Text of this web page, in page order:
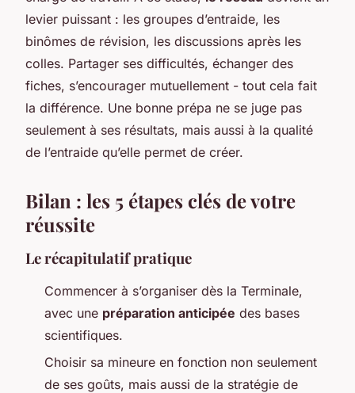
levier puissant : les groupes d’entraide, les
binômes de révision, les discussions après les
colles. Partager ses difficultés, échanger des
fiches, s’encourager mutuellement - tout cela fait
la différence. Une bonne prépa ne se juge pas
seulement à ses résultats, mais aussi à la qualité
de l’entraide qu’elle permet de créer.
Bilan : les 5 étapes clés de votre
réussite
Le récapitulatif pratique
Commencer à s’organiser dès la Terminale,
avec une préparation anticipée des bases
scientifiques.
Choisir sa mineure en fonction non seulement
de ses goûts, mais aussi de la stratégie de